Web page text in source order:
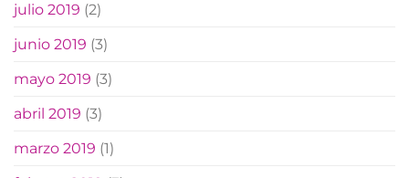
julio 2019 (2)
junio 2019 (3)
mayo 2019 (3)
abril 2019 (3)
marzo 2019 (1)